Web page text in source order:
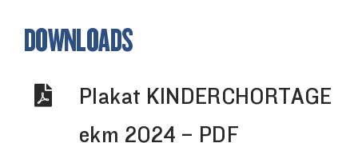
DOWNLOADS
Plakat KINDERCHORTAGE
ekm 2024 – PDF